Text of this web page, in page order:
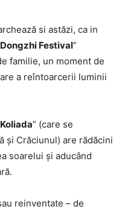
si astăzi, ca in
Dongzhi Festival”
familie, un moment de
a reîntoarcerii luminii
Koliada” (care se
și Crăciunul) are rădăcini
soarelui și aducând
reinventate – de